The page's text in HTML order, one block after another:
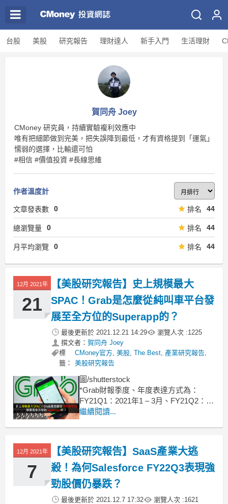
台股 美股 研究報告 理財達人 新手入門 生活理財
賀同舟 Joey
CMoney 研究員，持續實驗複利效應中
唯有把細節做到完美，把失誤降到最低，才有資格提到「運氣」
懦弱的選擇，比輸還可怕
#相信 #價值投資 #長線思維
作者溫度計
文章發表數 0 排名 44
總瀏覽量 0 排名 44
月平均瀏覽 0 排名 44
12月 2021年
21
【美股研究報告】史上規模最大
SPAC！Grab是怎麼從純叫車平台發
展至全方位的Superapp的？
最後更新於 2021.12.21 14:29 瀏覽人次 :1225
撰文者： 賀同舟 Joey
標
籤：
CMoney官方,美股,The.Best, 產業研究報告,
美股研究報告
圖/shutterstock
*Grab財報季度、年度表達方式為：
FY21Q1：2021年1 – 3月、FY21Q2：
2021年4 – 6月、FY21Q3：2021年7 – 9
繼續閱讀...
12月 2021年
7
【美股研究報告】SaaS產業大逃
殺！為何Salesforce FY22Q3表現強
勁股價仍暴跌？
最後更新於 2021.12.7 17:32 瀏覽人次 :1621